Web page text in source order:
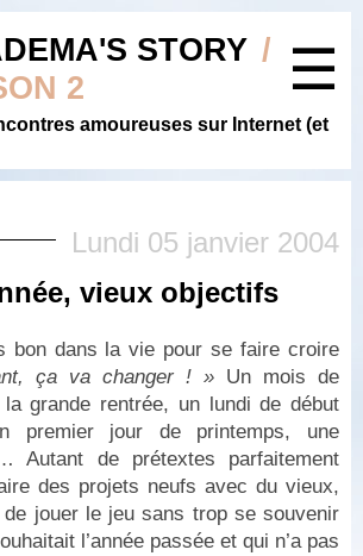
STORY /
2
☰
amoureuses sur Internet (et
Lundi 05 janvier 2004
vieux objectifs
bon dans la vie pour se faire croire
ça va changer ! » Un mois de
grande rentrée, un lundi de début
premier jour de printemps, une
Autant de prétextes parfaitement
des projets neufs avec du vieux,
de jouer le jeu sans trop se souvenir
l’année passée et qui n’a pas